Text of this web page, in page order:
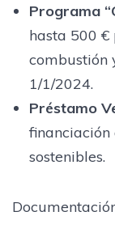
Programa
hasta 500
combustión
1/1/2024.
Préstamo
sostenibles.